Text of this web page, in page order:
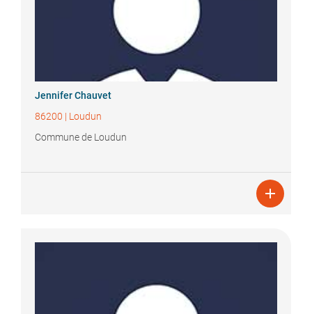
JenniferChauvet
86200 | Loudun
Commune de Loudun
